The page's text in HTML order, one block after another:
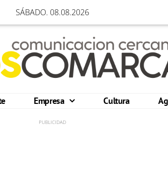
SÁBADO. 08.08.2026
Empresa Cultura